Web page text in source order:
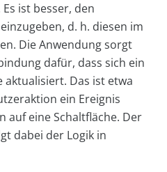
ist besser, den
d. h. diesen im
Die Anwendung sorgt
dafür, dass sich ein
Das ist etwa
ein Ereignis
auf eine Schaltfläche. Der
dabei der Logik in